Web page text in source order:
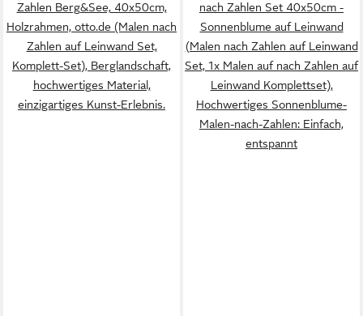
Zahlen Berg&See, 40x50cm,
Holzrahmen, otto.de (Malen nach
Zahlen auf Leinwand Set,
Komplett-Set), Berglandschaft,
hochwertiges Material,
einzigartiges Kunst-Erlebnis.
nach Zahlen Set 40x50cm -
Sonnenblume auf Leinwand
(Malen nach Zahlen auf Leinwand
Set, 1x Malen auf nach Zahlen auf
Leinwand Komplettset),
Hochwertiges Sonnenblume-
Malen-nach-Zahlen: Einfach,
entspannt